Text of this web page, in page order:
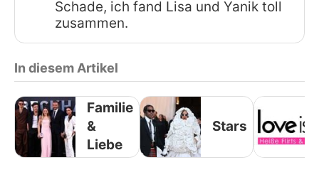
Schade, ich fand Lisa und Yanik toll
zusammen.
In diesem Artikel
Familie
&
Liebe
Stars